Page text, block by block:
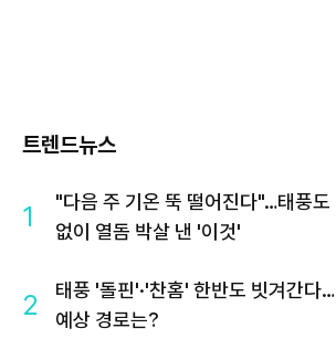
트렌드뉴스
1
"다음 주 기온 뚝 떨어진다"…태풍도
없이 열돔 박살 낸 '이것'
2
태풍 '돌핀'·'찬홈' 한반도 빗겨간다…
예상 경로는?